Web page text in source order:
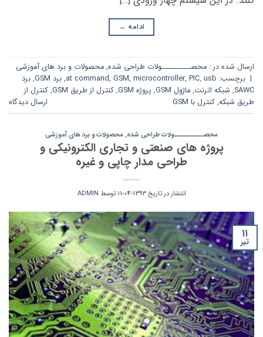
ادامه →
ارسال شده در : محصــــــــــولات طراحی شده, محصولات و برد های آموزشی
| برچسب: at command, GSM, microcontroller, PIC, usb
, برد GSM , برد
SAWC
, شبکه اترنت, ماژول GSM , پروژه GSM , کنترل از طریق GSM , کنترل از
طریق شبکه, کنترل با GSM ارسال دیدگاه
محصــــــــــولات طراحی شده,محصولات و برد های آموزشی
پروژه های صنعتی و تجاری الکترونیکی و
طراحی مدار چاپی و غیره
انتشار در تاریخ1393-04-11 توسط ADMIN
11
تیر